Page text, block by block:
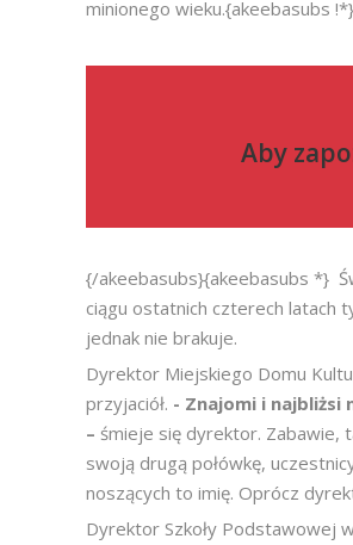
minionego wieku.{akeebasubs !*}
Aby
{/akeebasubs}{akeebasubs *}
ciągu ostatnich czterech latach
jednak nie brakuje.
Dyrektor Miejskiego Domu
przyjaciół. - Znajomi i najbliżsi
– śmieje się dyrektor. Zabawie,
swoją drugą połówkę,
noszących to imię. Oprócz
Dyrektor Szkoły Podstawowej